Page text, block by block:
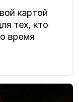
картой
тех, кто
время